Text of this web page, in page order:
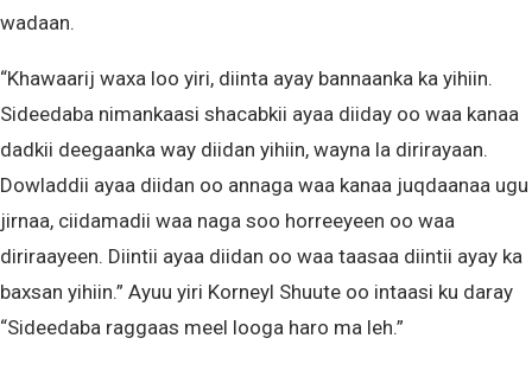
wadaan.
“Khawaarij waxa loo yiri, diinta ayay bannaanka ka yihiin.
Sideedaba nimankaasi shacabkii ayaa diiday oo waa kanaa
dadkii deegaanka way diidan yihiin, wayna la dirirayaan.
Dowladdii ayaa diidan oo annaga waa kanaa juqdaanaa ugu
jirnaa, ciidamadii waa naga soo horreeyeen oo waa
diriraayeen. Diintii ayaa diidan oo waa taasaa diintii ayay ka
baxsan yihiin.” Ayuu yiri Korneyl Shuute oo intaasi ku daray
“Sideedaba raggaas meel looga haro ma leh.”